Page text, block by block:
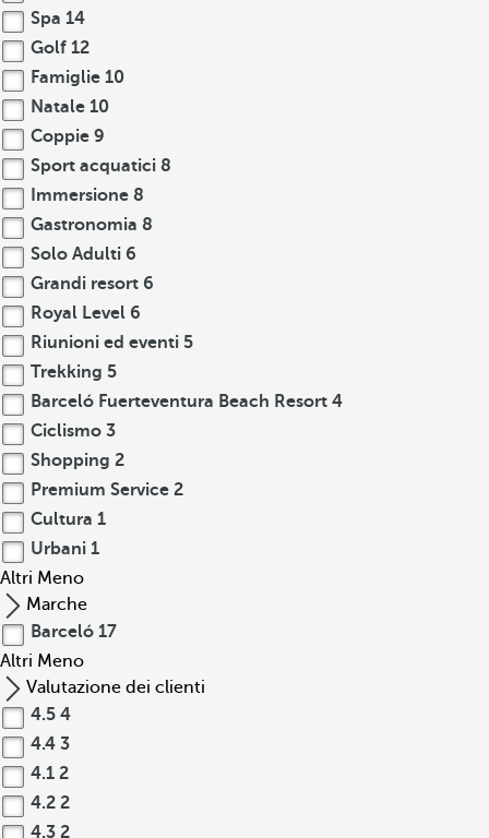
Spa 14
Golf 12
Famiglie 10
Natale 10
Coppie 9
Sport acquatici 8
Immersione 8
Gastronomia 8
Solo Adulti 6
Grandi resort 6
Royal Level 6
Riunioni ed eventi 5
Trekking 5
Barceló Fuerteventura Beach Resort 4
Ciclismo 3
Shopping 2
Premium Service 2
Cultura 1
Urbani 1
Altri Meno
Marche
Barceló 17
Altri Meno
Valutazione dei clienti
4.5 4
4.4 3
4.1 2
4.2 2
4.3 2